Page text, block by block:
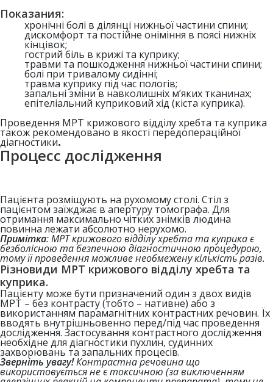
Показания:
хронічні болі в ділянці нижньої частини спини;
дискомфорт та постійне оніміння в поясі нижніх
кінцівок;
гострий біль в крижі та куприку;
травми та пошкодження нижньої частини спини;
болі при тривалому сидінні;
травма куприку під час пологів;
запальні зміни в навколишніх м’яких тканинах;
епітеліальний куприковий хід (кіста куприка).
Проведення МРТ крижового відділу хребта та куприка
також рекомендовано в якості передопераційної
діагностики.
Процесс дослідження
Пацієнта розміщують на рухомому столі. Стіл з
пацієнтом заїжджає в апертуру томографа. Для
отримання максимально чітких знімків людина
повинна лежати абсолютно нерухомо.
Примітка: МРТ крижового відділу хребта та куприкає
безболісною та безпечною діагностичною процедурою,
тому її проведення можливе необмежену кількість разів.
Різновиди МРТ крижового відділу хребта та
куприка.
Пацієнту може бути призначений один з двох видів
МРТ – без контрасту (тобто – нативне) або з
використанням парамагнітних контрастних речовин. Їх
вводять внутрішньовенно перед/під час проведення
дослідження. Застосування контрастного дослідження
необхідне для діагностики пухлин, судинних
захворювань та запальних процесів.
Зверніть увагу!Контрастна речовина що
використовується не є токсичною (за виключенням